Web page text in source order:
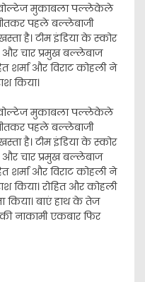
वोल्टेज मुकाबला पल्लेकेले
पहले बल्लेबाजी
है। टीम इंडिया के स्कोर
और चार प्रमुख बल्लेबाज
शर्मा और विराट कोहली ने
किया।
वोल्टेज मुकाबला पल्लेकेले
पहले बल्लेबाजी
है। टीम इंडिया के स्कोर
और चार प्रमुख बल्लेबाज
शर्मा और विराट कोहली ने
किया। रोहित और कोहली
किया। बाएं हाथ के तेज
नाकामी एकबार फिर